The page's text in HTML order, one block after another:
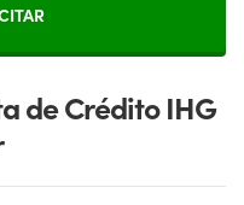
de Crédito IHG